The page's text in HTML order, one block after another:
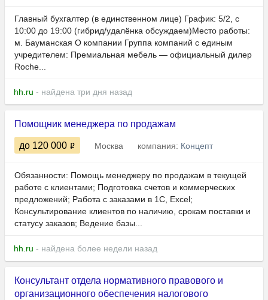
Главный бухгалтер (в единственном лице) График: 5/2, с
10:00 до 19:00 (гибрид/удалёнка обсуждаем)Место работы:
м. Бауманская О компании Группа компаний с единым
учредителем: Премиальная мебель — официальный дилер
Roche...
hh.ru - найдена три дня назад
Помощник менеджера по продажам
до 120 000 Москва компания: Концепт
Обязанности: Помощь менеджеру по продажам в текущей
работе с клиентами; Подготовка счетов и коммерческих
предложений; Работа с заказами в 1С, Excel;
Консультирование клиентов по наличию, срокам поставки и
статусу заказов; Ведение базы...
hh.ru - найдена более недели назад
Консультант отдела нормативного правового и
организационного обеспечения налогового